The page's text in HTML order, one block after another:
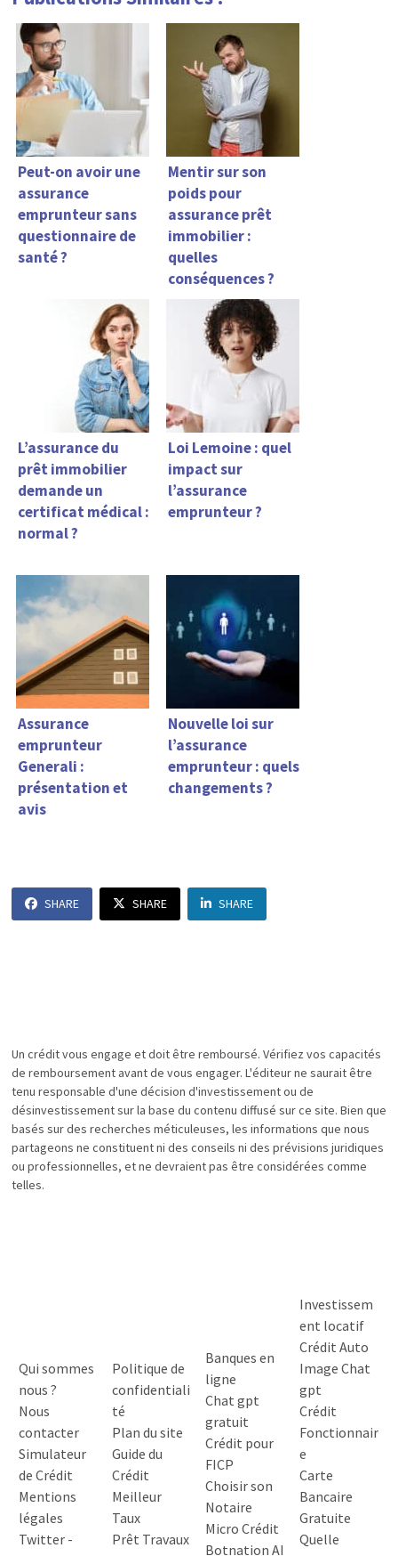
Peut-on avoir une
assurance
emprunteur sans
questionnaire de
santé ?
Mentir sur son
poids pour
assurance prêt
immobilier :
quelles
conséquences ?
L’assurance du
prêt immobilier
demande un
certificat médical :
normal ?
Loi Lemoine : quel
impact sur
l’assurance
emprunteur ?
Assurance
emprunteur
Generali :
présentation et
avis
Nouvelle loi sur
l’assurance
emprunteur : quels
changements ?
SHARE SHARE SHARE
Un crédit vous engage et doit être remboursé. Vérifiez vos capacités
de remboursement avant de vous engager. L'éditeur ne saurait être
tenu responsable d'une décision d'investissement ou de
désinvestissement sur la base du contenu diffusé sur ce site. Bien que
basés sur des recherches méticuleuses, les informations que nous
partageons ne constituent ni des conseils ni des prévisions juridiques
ou professionnelles, et ne devraient pas être considérées comme
telles.
Qui sommes
nous ?
Nous
contacter
Simulateur
de Crédit
Mentions
légales
Twitter-
Politique de
confidentiali
té
Plan du site
Guide du
Crédit
Meilleur
Taux
Prêt Travaux
Banques en
ligne
Chat gpt
gratuit
Crédit pour
FICP
Choisir son
Notaire
Micro Crédit
Botnation AI
Investissem
ent locatif
Crédit Auto
Image Chat
gpt
Crédit
Fonctionnair
e
Carte
Bancaire
Gratuite
Quelle